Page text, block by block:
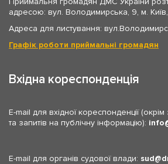
адресою: вул. Володимирська, 9, м.
Адреса для листування:
Графік роботи приймальні громадян
Вхідна кореспонденція
E-mail для вхідної кореспонденції
та запитів на публічну інформацію): info
E-mail для органів судової влади: sud